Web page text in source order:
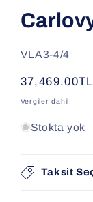
SKU:
VLA3-4/4
Normal
fiyat
37,469.00TL
Vergiler dahil.
Stokta yok
Taksit